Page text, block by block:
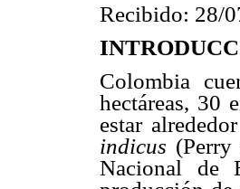
Recibido: 28/
Colombia
hectáreas, 30
estar
indicus
Nacional de